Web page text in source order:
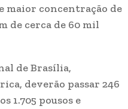
maior concentração de
de cerca de 60 mil
de Brasília,
deverão passar 246
1.705 pousos e